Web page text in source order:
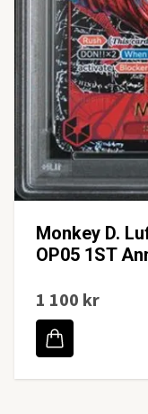
Monkey D.
OP05 1ST
1 100 kr